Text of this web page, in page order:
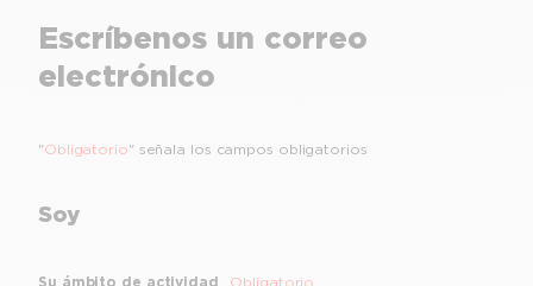
Escríbenos un correo
electrónico
"Obligatorio" señala los campos obligatorios
Soy
Su ámbito de actividad Obligatorio